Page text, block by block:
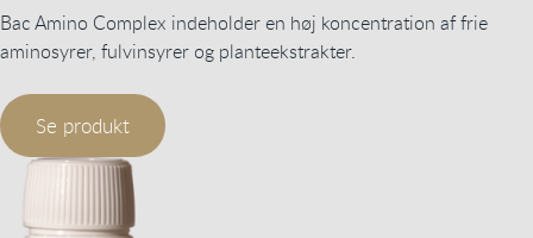
Bac Amino Complex indeholder en høj koncentration af frie
aminosyrer, fulvinsyrer og planteekstrakter.
Se produkt